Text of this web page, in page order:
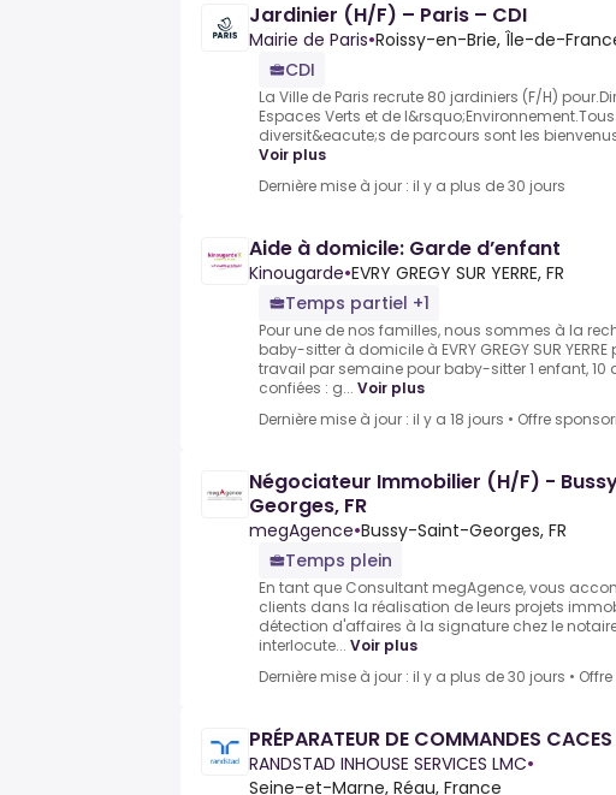
Jardinier (H/F) – Paris – CDI
Mairie de Paris•Roissy-en-Brie, Île-de-
CDI
La Ville de Paris recrute 80 jardiniers (F/H)
Espaces Verts et de
diversit&eacute;s de parcours sont les
Voir plus
Dernière mise à jour : il y a plus de 30 jours
Aide à domicile: Garde d’enfant
Kinougarde•EVRY GREGY SUR YERRE, FR
Temps partiel +1
Pour une de nos familles, nous sommes à la
baby-sitter à domicile à EVRY GREGY SUR
travail par semaine pour baby-sitter 1 enfant, 10
confiées : g... Voir plus
Dernière mise à jour : il y a 18 jours • Offre
Négociateur Immobilier (H/F) -
Georges, FR
megAgence•Bussy-Saint-Georges, FR
Temps plein
En tant que Consultant megAgence, vous
clients dans la réalisation de leurs projets
détection d'affaires à la signature chez le
interlocute... Voir plus
Dernière mise à jour : il y a plus de 30 jours •
PRÉPARATEUR DE COMMANDES
RANDSTAD INHOUSE SERVICES LMC•
Seine-et-Marne, Réau, France